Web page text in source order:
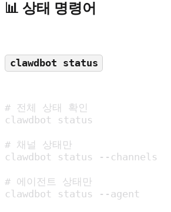
📊 상태 명령어
clawdbot status
# 전체 상태 확인
clawdbot status
# 채널 상태만
clawdbot status --channels
# 에이전트 상태만
clawdbot status --agent